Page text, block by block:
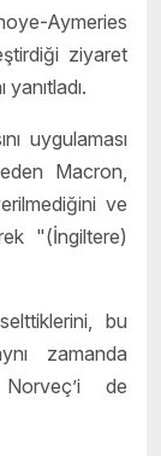
Aymeries
ziyaret
yanıtladı.
uygulaması
Macron,
ve
"(İngiltere)
bu
zamanda
de